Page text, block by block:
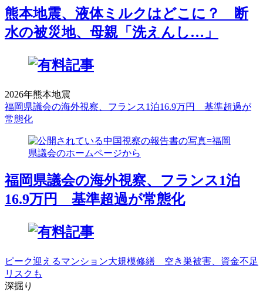
熊本地震、液体ミルクはどこに？ 断
水の被災地、母親「洗えんし…」
2026年熊本地震
福岡県議会の海外視察、フランス1泊16.9万円 基準超過が
常態化
福岡県議会の海外視察、フランス1泊
16.9万円 基準超過が常態化
ピーク迎えるマンション大規模修繕 空き巣被害、資金不足
リスクも
深掘り